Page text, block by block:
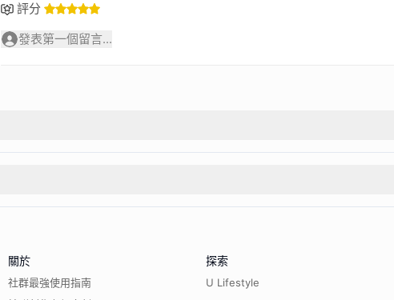
評分
發表第一個留言...
關於
社群最強使用指南
探索
U Lifestyle